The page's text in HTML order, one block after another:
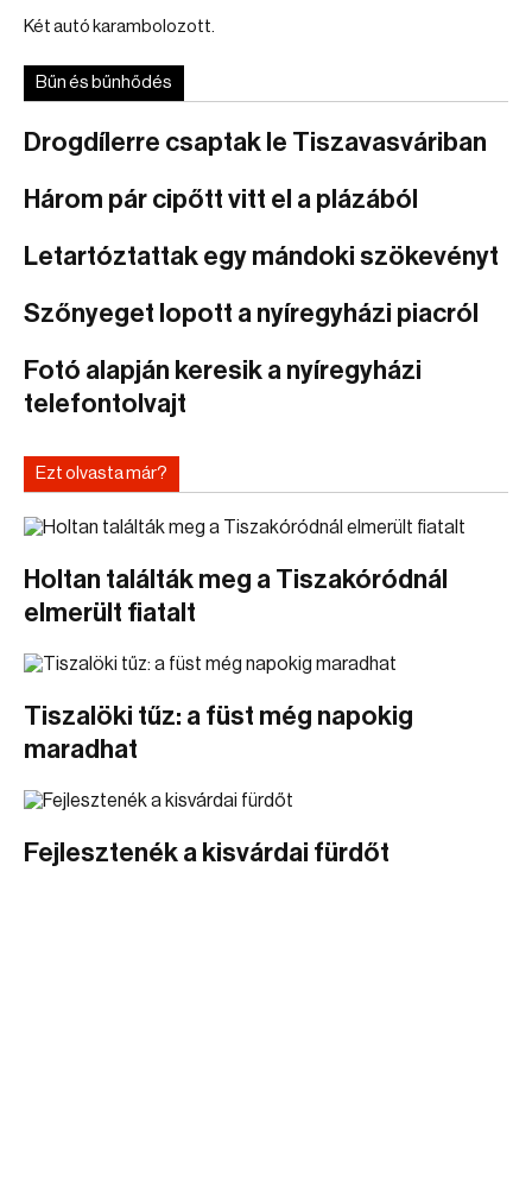
Két autó karambolozott.
Bűn és bűnhődés
Drogdílerre csaptak le Tiszavasváriban
Három pár cipőtt vitt el a plázából
Letartóztattak egy mándoki szökevényt
Szőnyeget lopott a nyíregyházi piacról
Fotó alapján keresik a nyíregyházi
telefontolvajt
Ezt olvasta már?
Holtan találták meg a Tiszakóródnál
elmerült fiatalt
Tiszalöki tűz: a füst még napokig
maradhat
Fejlesztenék a kisvárdai fürdőt